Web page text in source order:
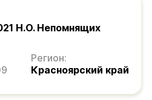
Н.О. Непомнящих
Регион:
Красноярский край